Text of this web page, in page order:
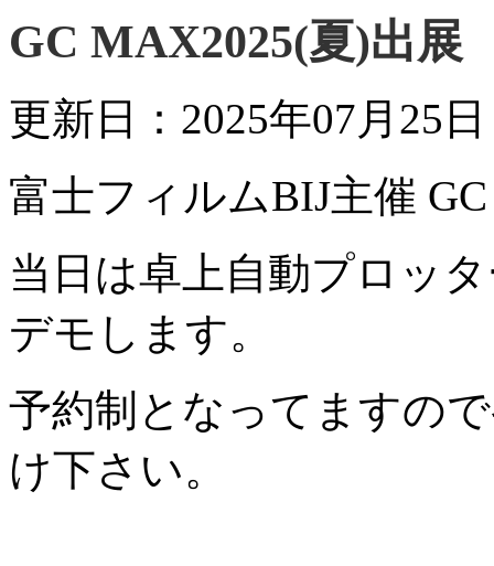
GC MAX2025(夏)出展
更新日：2025年07月25
富士フィルムBIJ主催
当日は卓上自動プロッ
デモします。
予約制となってますの
け下さい。